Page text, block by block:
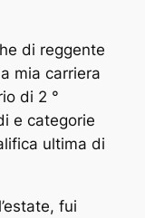
di reggente
mia carriera
di 2 °
e categorie
ultima di
fui